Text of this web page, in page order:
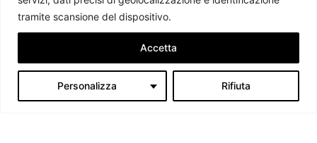
tramite scansione del dispositivo.
Personalizza Rifiuta
Accetta